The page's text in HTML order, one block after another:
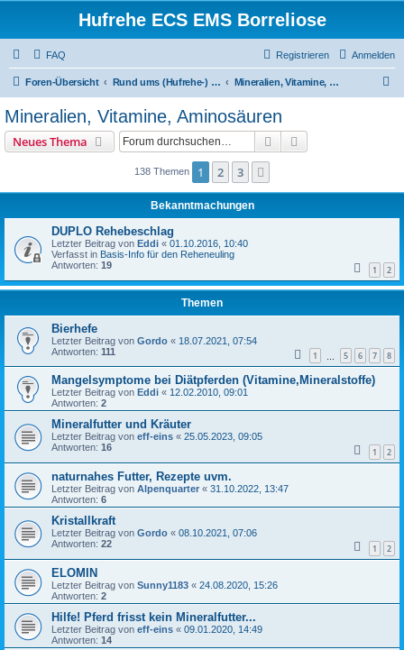
Hufrehe ECS EMS Borreliose
FAQ Anmelden
Registrieren
Foren-Übersicht Rund ums (Hufrehe-) Pferde-Futter Mineralien, Vitamine, Aminosäuren
Mineralien, Vitamine, Aminosäuren
Neues Thema Suche
138 Themen 1 2 3
Bekanntmachungen
DUPLO Rehebeschlag
Letzter Beitrag von Eddi « 01.10.2016, 10:40
Verfasst in Basis-Info für den Reheneuling
Antworten: 19 1 2
Themen
Bierhefe
Letzter Beitrag von Gordo « 18.07.2021, 07:54
Antworten: 111 1 5 6 7 8
Mangelsymptome bei Diätpferden (Vitamine,Mineralstoffe)
Letzter Beitrag von Eddi « 12.02.2010, 09:01
Antworten: 2
Mineralfutter und Kräuter
Letzter Beitrag von eff-eins « 25.05.2023, 09:05
Antworten: 16 1 2
naturnahes Futter, Rezepte uvm.
Letzter Beitrag von Alpenquarter « 31.10.2022, 13:47
Antworten: 6
Kristallkraft
Letzter Beitrag von Gordo « 08.10.2021, 07:06
Antworten: 22 1 2
ELOMIN
Letzter Beitrag von Sunny1183 « 24.08.2020, 15:26
Antworten: 2
Hilfe! Pferd frisst kein Mineralfutter...
Letzter Beitrag von eff-eins « 09.01.2020, 14:49
Antworten: 14